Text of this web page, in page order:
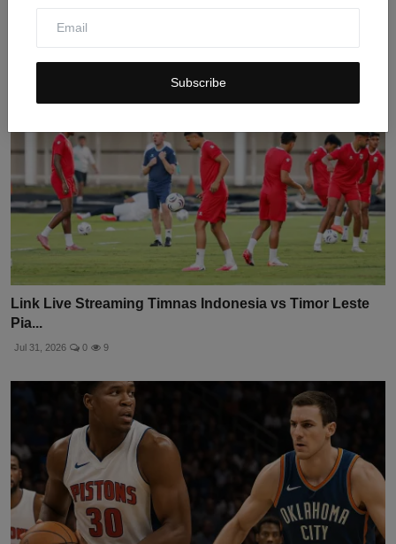
Subscribe
Link Live Streaming Timnas Indonesia vs Timor Leste
Pia...
Jul 31, 2026 0 9